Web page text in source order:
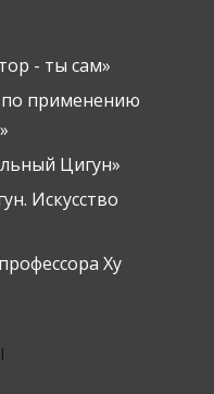
- ты сам»
по применению
Цигун»
Искусство
Ху